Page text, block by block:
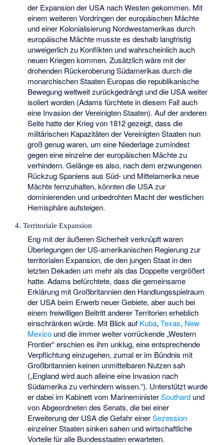
der Expansion der USA nach Westen gekommen. Mit
einem weiteren Vordringen der europäischen Mächte
und einer Kolonialisierung Nordwestamerikas durch
europäische Mächte musste es deshalb langfristig
unweigerlich zu Konflikten und wahrscheinlich auch
neuen Kriegen kommen. Zusätzlich wäre mit der
drohenden Rückeroberung Südamerikas durch die
monarchischen Staaten Europas die republikanische
Bewegung weltweit zurückgedrängt und die USA weiter
isoliert worden (Adams fürchtete in diesem Fall auch
eine Invasion der Vereinigten Staaten). Auf der anderen
Seite hatte der Krieg von 1812 gezeigt, dass die
militärischen Kapazitäten der Vereinigten Staaten nun
groß genug waren, um eine Niederlage zumindest
gegen eine einzelne der europäischen Mächte zu
verhindern. Gelänge es also, nach dem erzwungenen
Rückzug Spaniens aus Süd- und Mittelamerika neue
Mächte fernzuhalten, könnten die USA zur
dominierenden und unbedrohten Macht der westlichen
Hemisphäre aufsteigen.
4. Territoriale Expansion
Eng mit der äußeren Sicherheit verknüpft waren
Überlegungen der US-amerikanischen Regierung zur
territorialen Expansion, die den jungen Staat in den
letzten Dekaden um mehr als das Doppelte vergrößert
hatte. Adams befürchtete, dass die gemeinsame
Erklärung mit Großbritannien den Handlungsspielraum
der USA beim Erwerb neuer Gebiete, aber auch bei
einem freiwilligen Beitritt anderer Territorien erheblich
einschränken würde. Mit Blick auf Kuba, Texas, New
Mexicound die immer weiter vorrückende „Western
Frontier“ erschien es ihm unklug, eine entsprechende
Verpflichtung einzugehen, zumal er im Bündnis mit
Großbritannien keinen unmittelbaren Nutzen sah
(„England wird auch alleine eine Invasion nach
Südamerika zu verhindern wissen.“). Unterstützt wurde
er dabei im Kabinett vom MarineministerSouthardund
von Abgeordneten des Senats, die bei einer
Erweiterung der USA die Gefahr einerSezession
einzelner Staaten sinken sahen und wirtschaftliche
Vorteile für alle Bundesstaaten erwarteten.